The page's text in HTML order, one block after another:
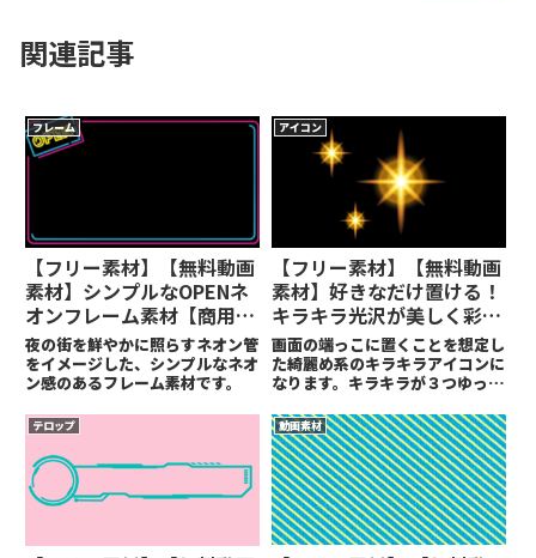
関連記事
フレーム
【フリー素材】【無料動画
素材】シンプルなOPENネ
オンフレーム素材【商用
可】
夜の街を鮮やかに照らすネオン管
をイメージした、シンプルなネオ
ン感のあるフレーム素材です。
アイコン
【フリー素材】【無料動画
素材】好きなだけ置ける！
キラキラ光沢が美しく彩る
アイコン動画素材【商用
可】
画面の端っこに置くことを想定し
た綺麗め系のキラキラアイコンに
なります。キラキラが３つゆっく
です。どんな素材にでも使えるよ
うに黒背景の素材にしておりま
す。
テロップ 動画素材